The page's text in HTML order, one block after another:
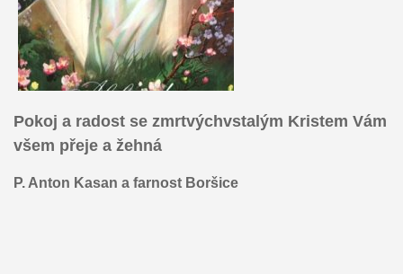
Pokoj a radost se zmrtvýchvstalým Kristem Vám
všem přeje a žehná
P. Anton Kasan a farnost Boršice